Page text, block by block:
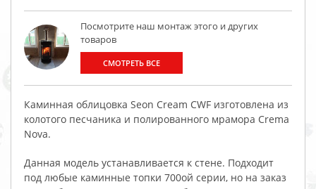
Посмотрите наш монтаж этого и других
товаров
СМОТРЕТЬ ВСЕ
Каминная облицовка Seon Cream CWF изготовлена из
колотого песчаника и полированного мрамора Crema
Nova.
Данная модель устанавливается к стене. Подходит
под любые каминные топки 700ой серии, но на заказ